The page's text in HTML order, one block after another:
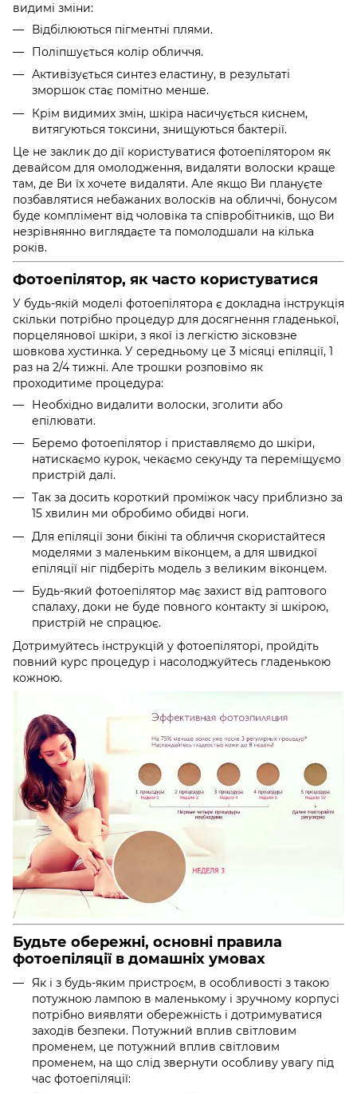
видимі зміни:
Відбілюються пігментні плями.
Поліпшується колір обличчя.
Активізується синтез еластину, в результаті
зморшок стає помітно менше.
Крім видимих ​​змін, шкіра насичується киснем,
витягуються токсини, знищуються бактерії.
Це не заклик до дії користуватися фотоепілятором як
девайсом для омолодження, видаляти волоски краще
там, де Ви їх хочете видаляти. Але якщо Ви плануєте
позбавлятися небажаних волосків на обличчі, бонусом
буде комплімент від чоловіка та співробітників, що Ви
незрівнянно виглядаєте та помолодшали на кілька
років.
Фотоепілятор, як часто користуватися
У будь-якій моделі фотоепілятора є докладна інструкція
скільки потрібно процедур для досягнення гладенької,
порцелянової шкіри, з якої із легкістю зісковзне
шовкова хустинка. У середньому це 3 місяці епіляції, 1
раз на 2/4 тижні. Але трошки розповімо як
проходитиме процедура:
Необхідно видалити волоски, зголити або
епілювати.
Беремо фотоепілятор і приставляємо до шкіри,
натискаємо курок, чекаємо секунду та переміщуємо
пристрій далі.
Так за досить короткий проміжок часу приблизно за
15 хвилин ми обробимо обидві ноги.
Для епіляції зони бікіні та обличчя скористайтеся
моделями з маленьким віконцем, а для швидкої
епіляції ніг підберіть модель з великим віконцем.
Будь-який фотоепілятор має захист від раптового
спалаху, доки не буде повного контакту зі шкірою,
пристрій не спрацює.
Дотримуйтесь інструкцій у фотоепіляторі, пройдіть
повний курс процедур і насолоджуйтесь гладенькою
кожною.
Будьте обережні, основні правила
фотоепіляції в домашніх умовах
Як і з будь-яким пристроєм, в особливості з такою
потужною лампою в маленькому і зручному корпусі
потрібно виявляти обережність і дотримуватися
заходів безпеки. Потужний вплив світловим
променем, це потужний вплив світловим
променем, на що слід звернути особливу увагу під
час фотоепіляції: